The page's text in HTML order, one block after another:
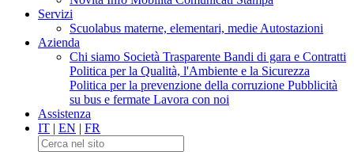
Servizi
Scuolabus materne, elementari, medie Autostazioni
Azienda
Chi siamo Società Trasparente Bandi di gara e Contratti
Politica per la Qualità, l'Ambiente e la Sicurezza
Politica per la prevenzione della corruzione Pubblicità
su bus e fermate Lavora con noi
Assistenza
IT | EN | FR